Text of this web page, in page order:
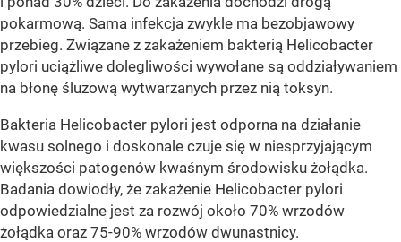
pokarmową. Sama infekcja zwykle ma bezobjawowy
przebieg. Związane z zakażeniem bakterią Helicobacter
pylori uciążliwe dolegliwości wywołane są oddziaływaniem
na błonę śluzową wytwarzanych przez nią toksyn.
Bakteria Helicobacter pylori jest odporna na działanie
kwasu solnego i doskonale czuje się w niesprzyjającym
większości patogenów kwaśnym środowisku żołądka.
Badania dowiodły, że zakażenie Helicobacter pylori
odpowiedzialne jest za rozwój około 70% wrzodów
żołądka oraz 75-90% wrzodów dwunastnicy.